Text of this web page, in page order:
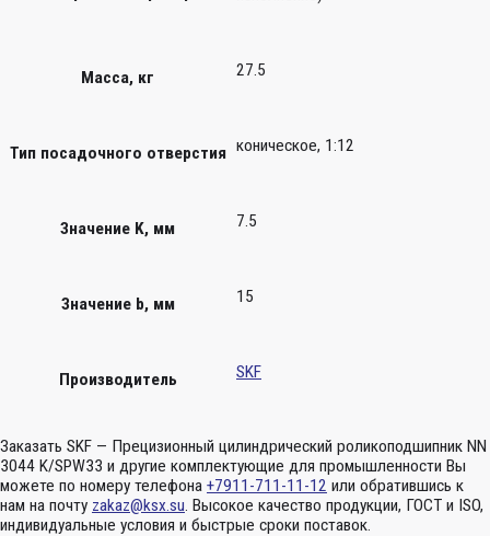
Масса, кг 27.5
Тип посадочного отверстия коническое, 1:12
Значение K, мм 7.5
Значение b, мм 15
Производитель SKF
Заказать SKF — Прецизионный цилиндрический роликоподшипник NN
3044 K/SPW33 и другие комплектующие для промышленности Вы
можете по номеру телефона +7911-711-11-12 или обратившись к
нам на почту zakaz@ksx.su. Высокое качество продукции, ГОСТ и ISO,
индивидуальные условия и быстрые сроки поставок.